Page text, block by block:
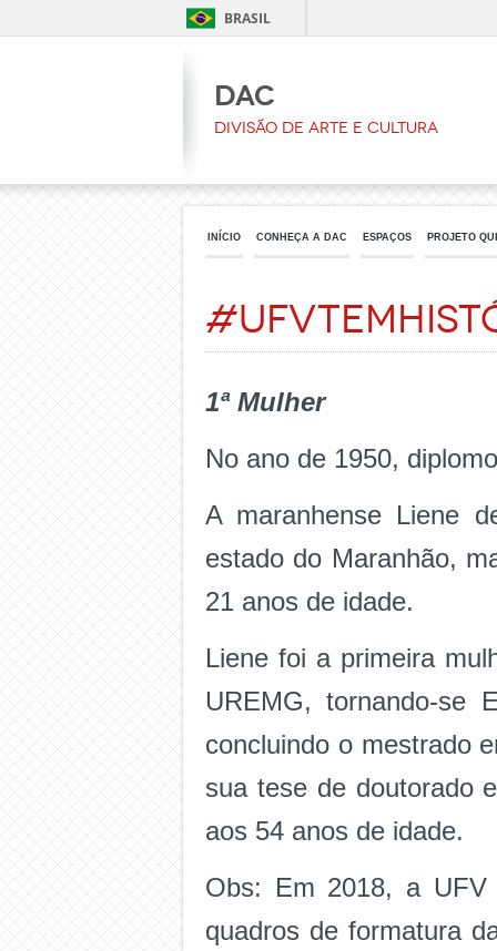
BRASIL
DAC
Divisão de Arte e Cultura
INÍCIO CONHEÇA A DAC ESPAÇOS PROJETO
1ª Mulher
No ano de 1950,
A maranhense Liene
estado do Maranhão,
21 anos de idade.
Liene foi a primeira
UREMG, tornando-se
concluindo o mestrado
sua tese de doutorado
aos 54 anos de idade.
Obs: Em 2018, a UFV
quadros de formatura